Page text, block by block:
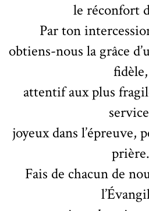
le réconfort
Par ton
obtiens-nous la grâce
fidèle,
attentif aux plus
joyeux dans l’épreuve,
prière.
Fais de chacun de